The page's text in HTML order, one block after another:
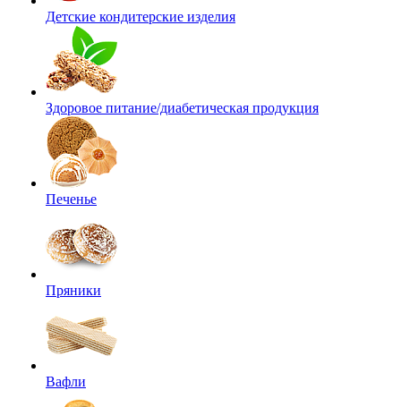
Детские кондитерские изделия
Здоровое питание/диабетическая продукция
Печенье
Пряники
Вафли